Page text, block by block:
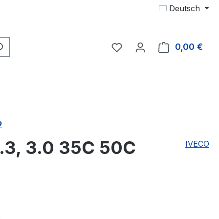
Deutsch
Du hast 0 Produkte auf
0,00 €
3.0 35C 50C
IVECO